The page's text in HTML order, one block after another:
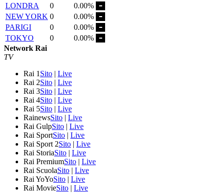
LONDRA
0
0.00%
NEW YORK 0
0.00%
PARIGI
0
0.00%
TOKYO
0
0.00%
Network Rai
TV
Rai 1 Sito | Live
Rai 2Sito | Live
Rai 3Sito | Live
Rai 4Sito | Live
Rai 5Sito | Live
RainewsSito | Live
Rai GulpSito | Live
Rai SportSito | Live
Rai Sport 2Sito | Live
Rai StoriaSito | Live
Rai PremiumSito | Live
Rai ScuolaSito | Live
Rai YoYoSito | Live
Rai MovieSito | Live